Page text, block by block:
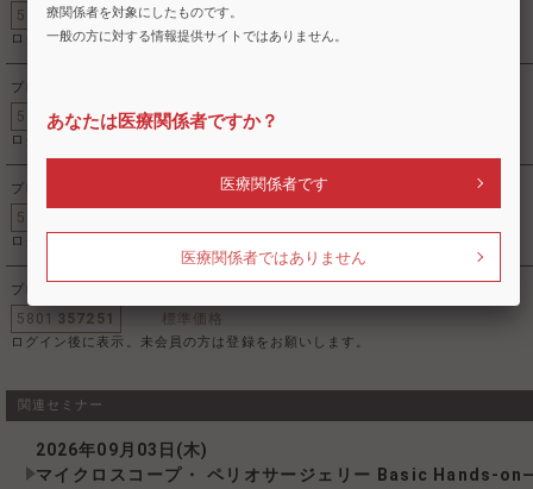
5801416811 標準価格
ログイン後に表示。未会員の方は登録をお願いします。
プレシジョン天井懸垂型用ポール(1.5m未満) 3-3
5801416828 標準価格
ログイン後に表示。未会員の方は登録をお願いします。
プレシジョン天井懸垂型用ポール(1.5m以上) 3-3
5801
ログイン後に表示。未会員の方は登録をお願いします。
プレシジョンSM622用4イン1モジュール
5801 357251 標準価格
ログイン後に表示。未会員の方は登録をお願いします。
関連セミナー
2026年09月03日(木)
マイクロスコープ・ ペリオサージェリー Basic Hands-
療関係者を対象にしたものです。
一般の方に対する情報提供サイトではありません。
あなたは医療関係者ですか？
医療関係者です
医療関係者ではありません